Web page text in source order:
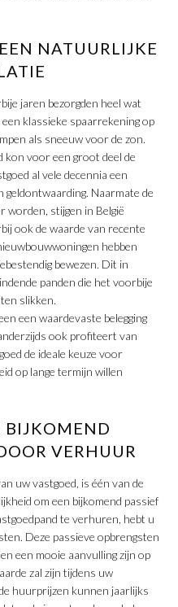
NATUURLIJKE
jaren bezorgden heel wat
klassieke spaarrekening op
als sneeuw voor de zon.
kon voor een groot deel de
al vele decennia een
Naarmate de
worden, stijgen in België
ook de waarde van recente
hebben
bewezen. Dit in
panden die het voorbije
slikken.
een waardevaste belegging
ook profiteert van
de ideale keuze voor
op lange termijn willen
BIJKOMEND
VERHUUR
uw vastgoed, is één van de
om een bijkomend passief
te verhuren, hebt u
Deze passieve opbrengsten
een mooie aanvulling zijn op
zal zijn tijdens uw
huurprijzen kunnen jaarlijks